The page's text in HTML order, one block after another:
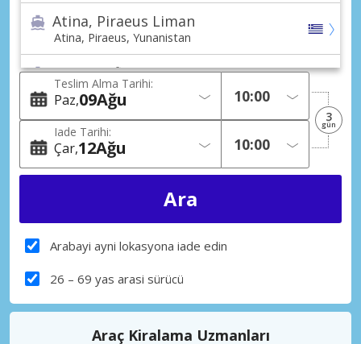
Atina, Piraeus Liman
Atina, Piraeus, Yunanistan
Atina, Rafina Liman
Atina, Rafina, Yunanistan
Atina (Tüm bölgeler)
Atina, Yunanistan
Atina, Alimos Beach
Atina, Alimos Beach, Yunanistan
Atina, Andrea Syngrou Avenue
Atina, Andrea Syngrou Avenue, Yunanistan
Atina, Chalandri
Atina, Glyfada
Teslim Alma Tarihi:
Paz 09Ağu
Iade Tarihi:
Çar 12Ağu
3
gün
Arabayi ayni lokasyona iade edin
26 – 69 yas arasi sürücü
Araç Kiralama Uzmanları